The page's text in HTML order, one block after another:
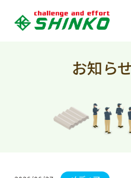
お知ら